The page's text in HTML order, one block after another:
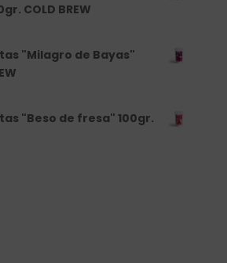
COLD BREW
"Milagro de Bayas"
"Beso de fresa" 100gr.